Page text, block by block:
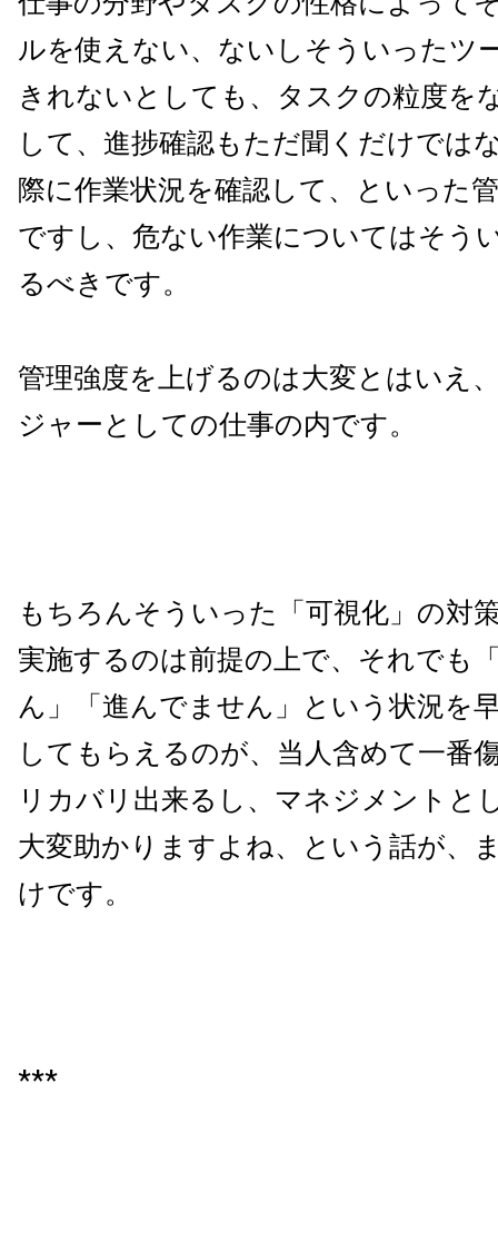
ルを使えない、ないしそういったツ
きれないとしても、タスクの粒度を
して、進捗確認もただ聞くだけでは
際に作業状況を確認して、といった
ですし、危ない作業についてはそう
るべきです。
管理強度を上げるのは大変とはいえ
ジャーとしての仕事の内です。
もちろんそういった「可視化」の対
実施するのは前提の上で、それでも
ん」「進んでません」という状況を
してもらえるのが、当人含めて一番
リカバリ出来るし、マネジメントと
大変助かりますよね、という話が、
けです。
***